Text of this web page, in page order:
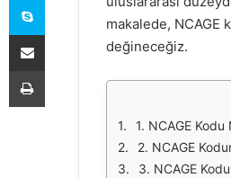
makalede, NCAGE
değineceğiz.
1. NCAGE Kodu
2. NCAGE
3. NCAGE Kodu
E-Posta ile paylaş